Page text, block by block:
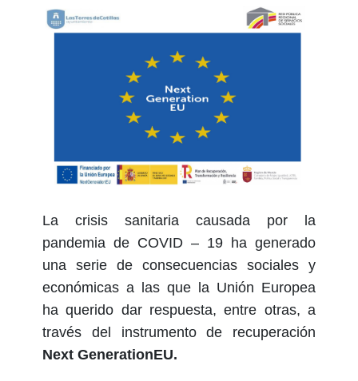
La crisis sanitaria causada por la
pandemia de COVID – 19 ha generado
una serie de consecuencias sociales y
económicas a las que la Unión Europea
ha querido dar respuesta, entre otras, a
través del instrumento de recuperación
Next GenerationEU.